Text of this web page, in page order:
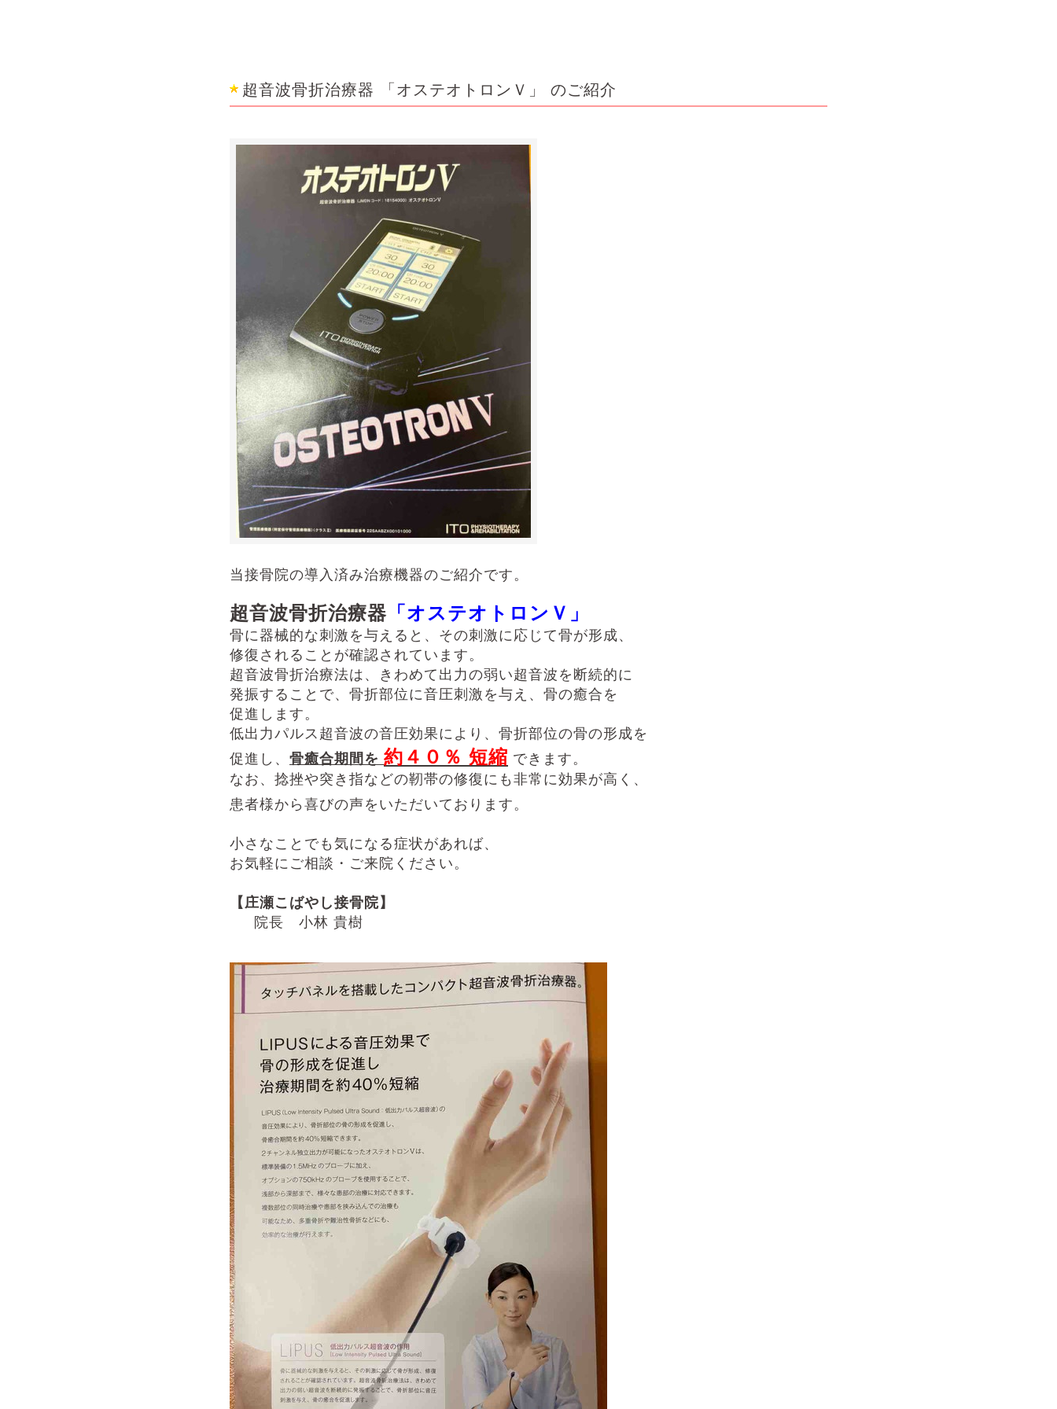
超音波骨折治療器 「オステオトロンＶ」 のご紹介
当接骨院の導入済み治療機器のご紹介です。
超音波骨折治療器 「オステオトロンＶ」
骨に器械的な刺激を与えると、その刺激に応じて骨が形成、
修復されることが確認されています。
超音波骨折治療法は、きわめて出力の弱い超音波を断続的に
発振することで、骨折部位に音圧刺激を与え、骨の癒合を
促進します。
低出力パルス超音波の音圧効果により、骨折部位の骨の形成を
促進し、 骨癒合期間を 約４０％ 短縮 できます。
なお、捻挫や突き指などの靭帯の修復にも非常に効果が高く、
患者様から喜びの声をいただいております。
小さなことでも気になる症状があれば、
お気軽にご相談・ご来院ください。
【庄瀬こばやし接骨院】
院長 小林 貴樹